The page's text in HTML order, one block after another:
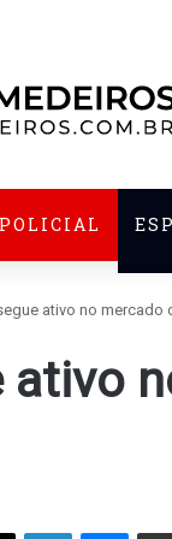
POLICIAL
ativo no mercado
ativo
Linkedin